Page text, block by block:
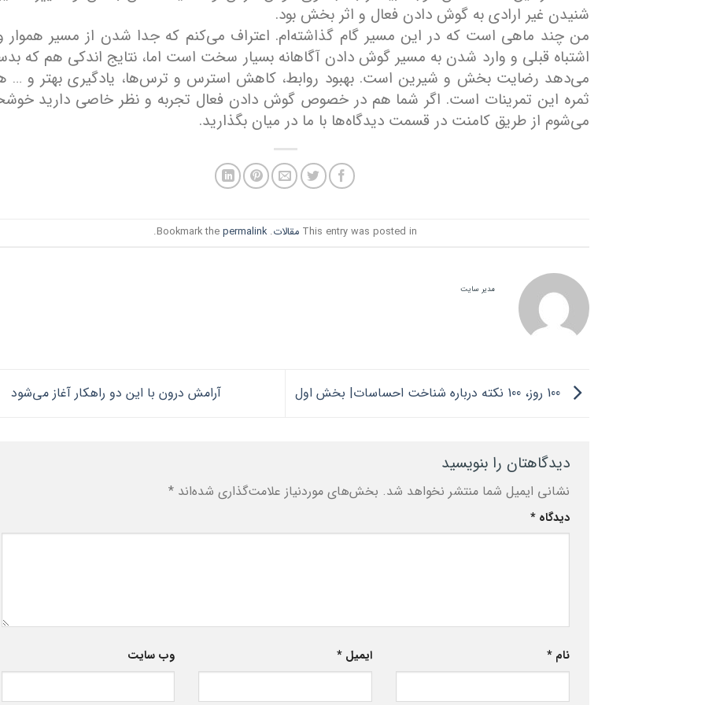
شنیدن غیر ارادی به گوش دادن فعال و اثر بخش بود.
من چند ماهی است که در این مسیر گام گذاشته‌ام. اعتراف می‌کنم که جدا شدن از مسیر هموار
اشتباه قبلی و وارد شدن به مسیر گوش دادن آگاهانه بسیار سخت است اما، نتایج اندکی هم که
می‌دهد رضایت بخش و شیرین است. بهبود روابط، کاهش استرس و ترس‌ها، یادگیری بهتر و …
ثمره این تمرینات است. اگر شما هم در خصوص گوش دادن فعال تجربه و نظر خاصی دارید
می‌شوم از طریق کامنت در قسمت دیدگاه‌ها با ما در میان بگذارید.
This entry was posted in مقالات. Bookmark the
permalink
.
مدیر سایت
آرامش درون با این دو راهکار آغاز می‌شود
دیدگاهتان را بنویسید
نشانی ایمیل شما منتشر نخواهد شد. بخش‌های موردنیاز علامت‌گذاری شده‌اند *
دیدگاه *
نام * ایمیل * وب‌ سایت